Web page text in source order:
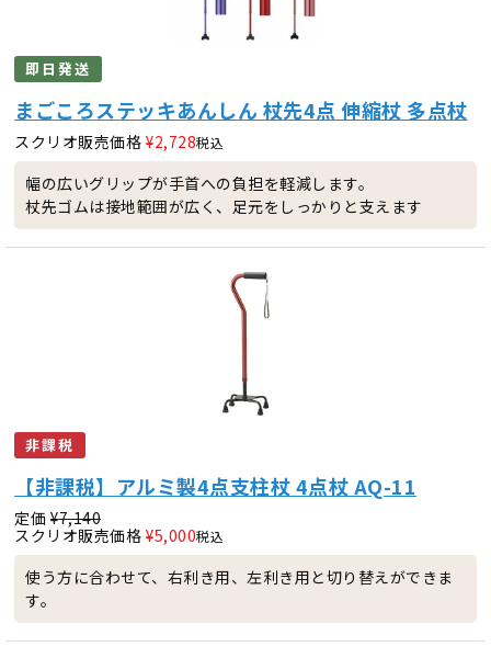
即日発送
まごころステッキあんしん 杖先4点 伸縮杖 多点杖
スクリオ販売価格 ¥2,728税込
幅の広いグリップが手首への負担を軽減します。
杖先ゴムは接地範囲が広く、足元をしっかりと支えます
非課税
【非課税】アルミ製4点支柱杖 4点杖 AQ-11
定価 ¥7,140
スクリオ販売価格 ¥5,000税込
使う方に合わせて、右利き用、左利き用と切り替えができま
す。